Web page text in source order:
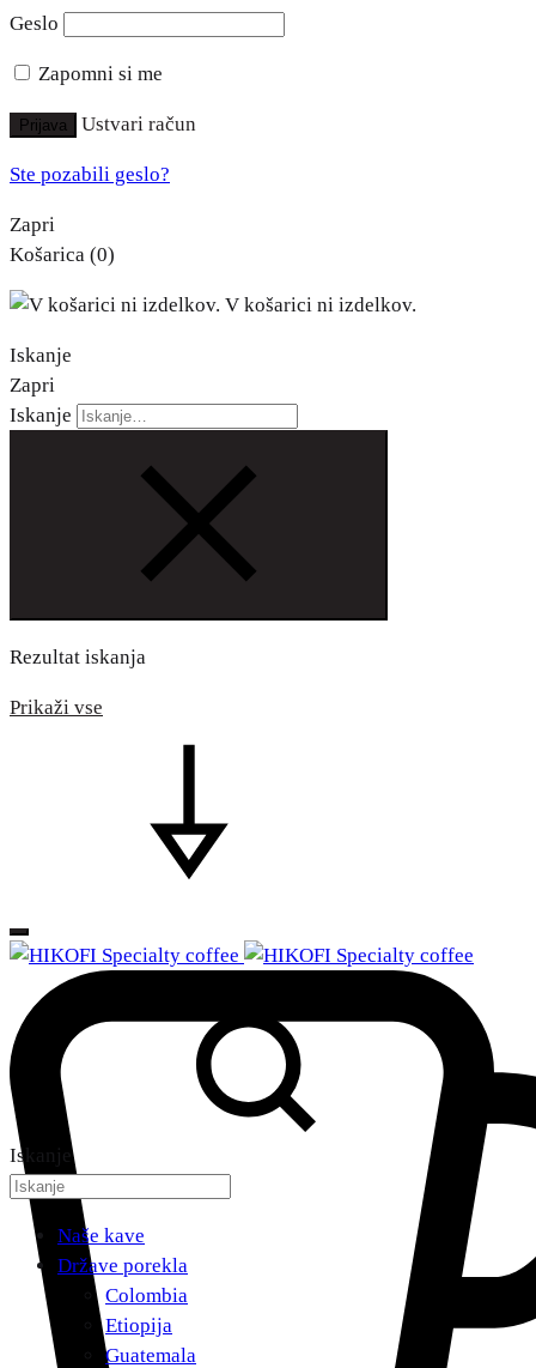
Geslo
Zapomni si me
Prijava Ustvari račun
Ste pozabili geslo?
Zapri
Košarica (0)
V košarici ni izdelkov.
Iskanje
Zapri
Iskanje
Rezultat iskanja
Prikaži vse
Iskanje
Naše kave
Države porekla
Colombia
Etiopija
Guatemala